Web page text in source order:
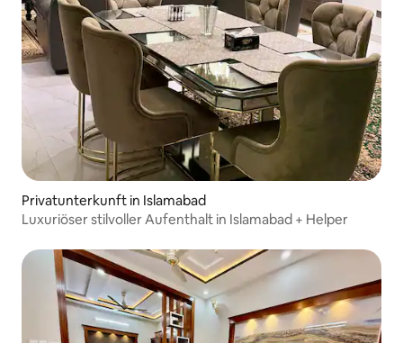
Privatunterkunft in Islamabad
Luxuriöser stilvoller Aufenthalt in Islamabad + Helper